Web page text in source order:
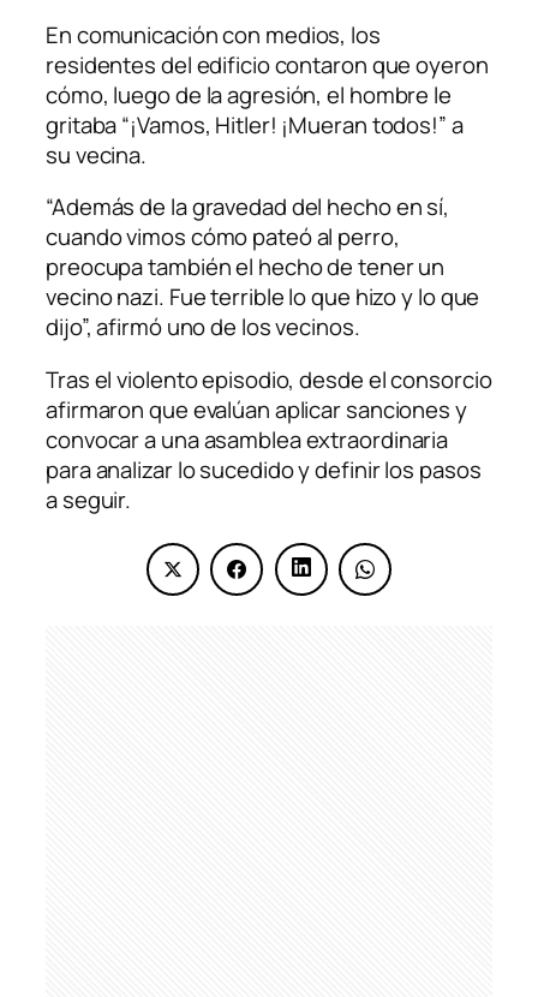
En comunicación con medios, los
residentes del edificio contaron que oyeron
cómo, luego de la agresión, el hombre le
gritaba “¡Vamos, Hitler! ¡Mueran todos!” a
su vecina.
“Además de la gravedad del hecho en sí,
cuando vimos cómo pateó al perro,
preocupa también el hecho de tener un
vecino nazi. Fue terrible lo que hizo y lo que
dijo”, afirmó uno de los vecinos.
Tras el violento episodio, desde el consorcio
afirmaron que evalúan aplicar sanciones y
convocar a una asamblea extraordinaria
para analizar lo sucedido y definir los pasos
a seguir.